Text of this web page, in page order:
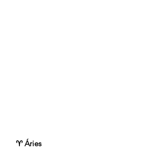
♈ Áries